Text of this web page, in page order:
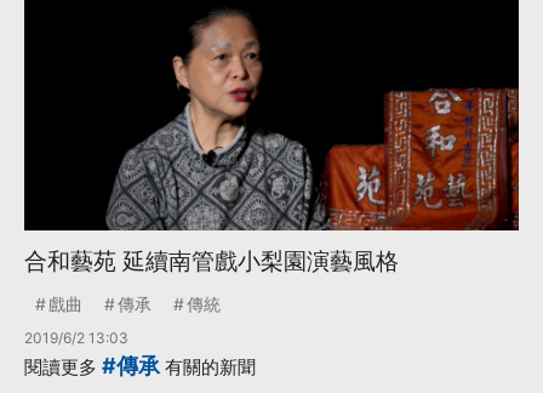
合和藝苑 延續南管戲小梨園演藝風格
戲曲 傳承 傳統
2019/6/2 13:03
閱讀更多 #傳承 有關的新聞